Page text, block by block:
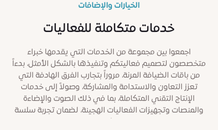
الخيارات والإضافات
خدمات متكاملة للفعاليات
اجمعوا بين مجموعة من الخدمات التي يقدمها خبراء
متخصصون لتصميم فعاليتكم وتنفيذها بالشكل الأمثل، بدءاً
من باقات الضيافة المرنة، مروراً بتجارب الفرق الهادفة التي
تعزز التعاون والاستدامة والمشاركة، وصولاً إلى خدمات
الإنتاج التقني المتكاملة، بما في ذلك الصوت والإضاءة
والمنصات وتجهيزات الفعاليات الهجينة، لضمان تجربة سلسة